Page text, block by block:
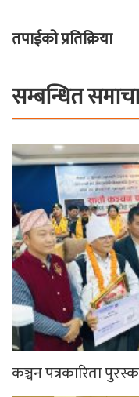
तपाईको प्रतिक्रिया
सम्बन्धित
कञ्चन पत्रकारिता